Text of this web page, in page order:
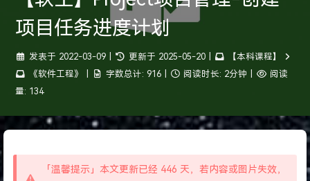
项目任务进度计划
发表于 2022-03-09 更新于 2025-05-20
【本科课程】
《软件工程》
字数总计: 916 阅读时长: 2分钟
阅读
量: 134
「温馨提示」本文更新已经 446 天，若内容或图片失效，